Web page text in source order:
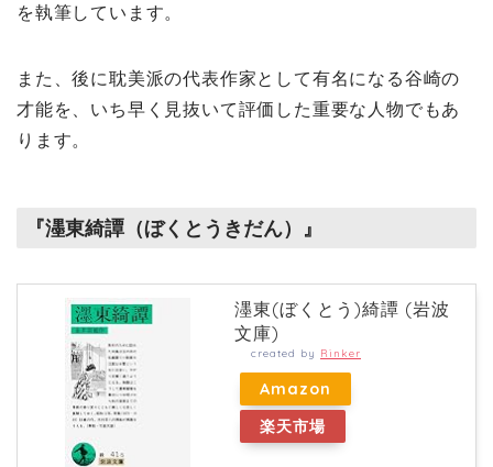
を執筆しています。
また、後に耽美派の代表作家として有名になる谷崎の
才能を、いち早く見抜いて評価した重要な人物でもあ
ります。
『濹東綺譚（ぼくとうきだん）』
濹東(ぼくとう)綺譚 (岩波
文庫)
created by Rinker
Amazon
楽天市場